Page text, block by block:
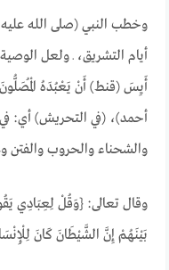
وخطب النبي (صلى الله
أيام التشريق، ـ ولعل
أَيِسَ (قنط) أَنْ يَعْبُدَهُ
أحمد)، (في التحريش) أي:
والشحناء والحروب والفتن
وقال تعالى: {وَقُلْ لِعِبَادِي
بَيْنَهُمْ إِنَّ الشَّيْطَانَ كَانَ